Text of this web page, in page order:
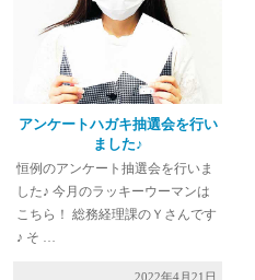
アンケートハガキ抽選会を行い
ました♪
恒例のアンケート抽選会を行いま
した♪ 今月のラッキーウーマンは
こちら！ 総務経理課のＹさんです
♪ そ …
2022年4月21日